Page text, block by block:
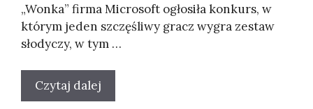
„Wonka” firma Microsoft ogłosiła konkurs, w
którym jeden szczęśliwy gracz wygra zestaw
słodyczy, w tym …
Czytaj dalej